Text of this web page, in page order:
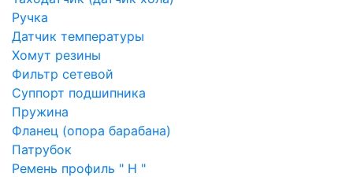
Ручка
Датчик температуры
Хомут резины
Фильтр сетевой
Суппорт подшипника
Пружина
Фланец (опора барабана)
Патрубок
Ремень профиль " H "